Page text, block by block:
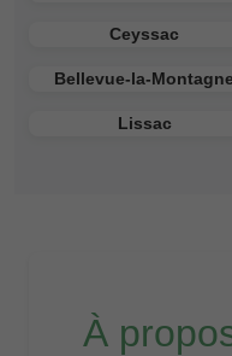
Ceyssac
Bellevue-la-Montagne
Lissac
À